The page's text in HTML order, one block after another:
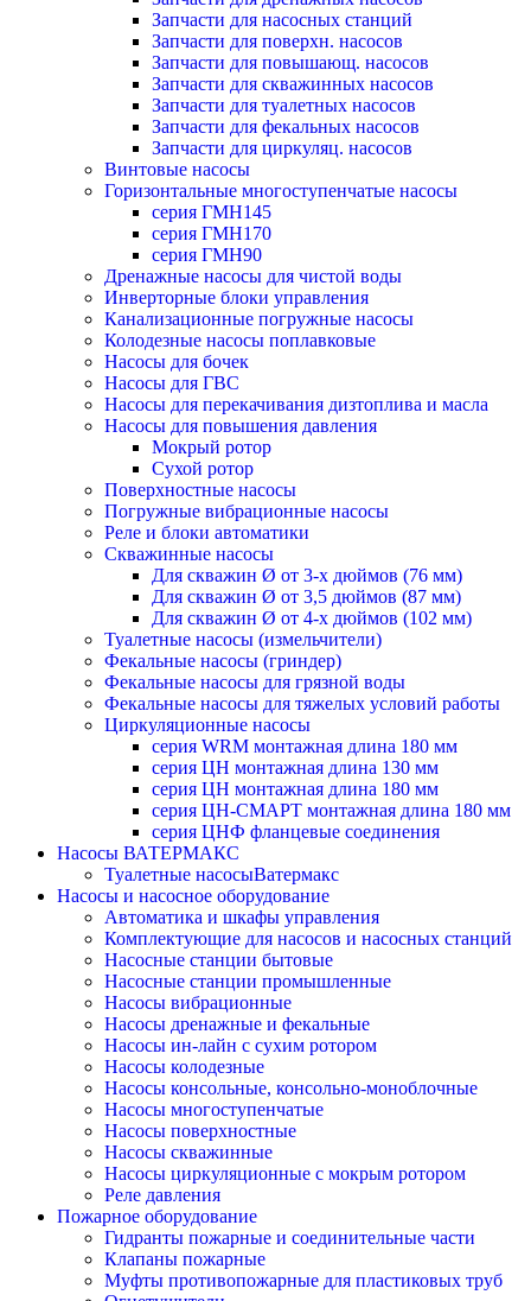
Запчасти для насосных станций
Запчасти для поверхн. насосов
Запчасти для повышающ. насосов
Запчасти для скважинных насосов
Запчасти для туалетных насосов
Запчасти для фекальных насосов
Запчасти для циркуляц. насосов
Винтовые насосы
Горизонтальные многоступенчатые насосы
серия ГМН145
серия ГМН170
серия ГМН90
Дренажные насосы для чистой воды
Инверторные блоки управления
Канализационные погружные насосы
Колодезные насосы поплавковые
Насосы для бочек
Насосы для ГВС
Насосы для перекачивания дизтоплива и масла
Насосы для повышения давления
Мокрый ротор
Сухой ротор
Поверхностные насосы
Погружные вибрационные насосы
Реле и блоки автоматики
Скважинные насосы
Для скважин Ø от 3-х дюймов (76 мм)
Для скважин Ø от 3,5 дюймов (87 мм)
Для скважин Ø от 4-х дюймов (102 мм)
Туалетные насосы (измельчители)
Фекальные насосы (гриндер)
Фекальные насосы для грязной воды
Фекальные насосы для тяжелых условий работы
Циркуляционные насосы
серия WRM монтажная длина 180 мм
серия ЦН монтажная длина 130 мм
серия ЦН монтажная длина 180 мм
серия ЦН-СМАРТ монтажная длина 180 мм
серия ЦНФ фланцевые соединения
Насосы ВАТЕРМАКС
Туалетные насосыВатермакс
Насосы и насосное оборудование
Автоматика и шкафы управления
Комплектующие для насосов и насосных станций
Насосные станции бытовые
Насосные станции промышленные
Насосы вибрационные
Насосы дренажные и фекальные
Насосы ин-лайн с сухим ротором
Насосы колодезные
Насосы консольные, консольно-моноблочные
Насосы многоступенчатые
Насосы поверхностные
Насосы скважинные
Насосы циркуляционные с мокрым ротором
Реле давления
Пожарное оборудование
Гидранты пожарные и соединительные части
Клапаны пожарные
Муфты противопожарные для пластиковых труб